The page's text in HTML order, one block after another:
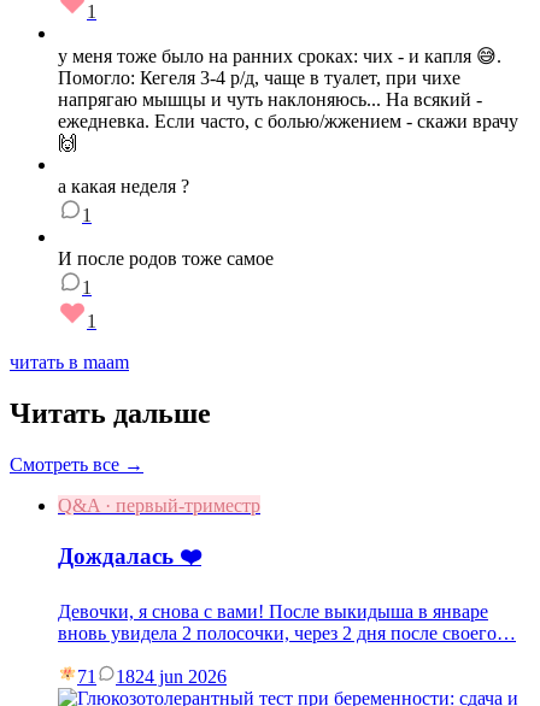
1
у меня тоже было на ранних сроках: чих - и капля 😅.
Помогло: Кегеля 3-4 р/д, чаще в туалет, при чихе
напрягаю мышцы и чуть наклоняюсь... На всякий -
ежедневка. Если часто, с болью/жжением - скажи врачу
🙌
а какая неделя ?
1
И после родов тоже самое
1
1
читать в maam
Читать дальше
Смотреть все →
Q&A · первый-триместр
Дождалась ❤️
Девочки, я снова с вами! После выкидыша в январе
вновь увидела 2 полосочки, через 2 дня после своего…
71 1824 jun 2026